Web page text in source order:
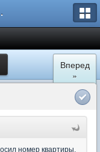
Вперед
»
номер квартиры.